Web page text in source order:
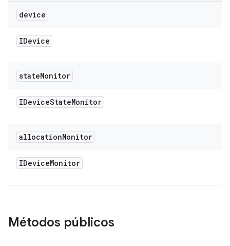
device
IDevice
stateMonitor
IDeviceStateMonitor
allocationMonitor
IDeviceMonitor
Métodos públicos